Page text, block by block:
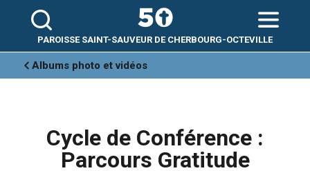
personnels
PAROISSE SAINT-SAUVEUR DE CHERBOURG-OCTEVILLE
Albums photo et vidéos
Cycle de Conférence :
Parcours Gratitude